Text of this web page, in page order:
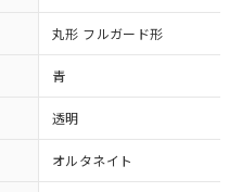
丸形 フルガード形
青
透明
オルタネイト